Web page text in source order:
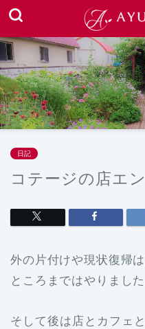
日記
コテージの店エ
外の片付けや現状復帰
ところまではやりました
そして後は店とカフェ